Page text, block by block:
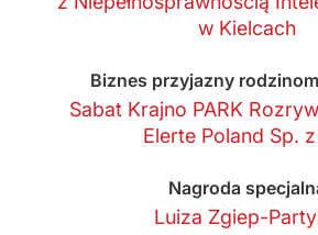
w Kielcach
Biznes przyjazny
Sabat Krajno PARK
Elerte Poland Sp.
Nagroda
Luiza Zgiep-